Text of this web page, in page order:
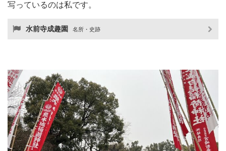
写っているのは私です。
水前寺成趣園 名所・史跡